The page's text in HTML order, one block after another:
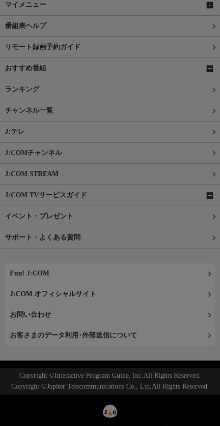
マイメニュー
番組表ヘルプ
リモート録画予約ガイド
おすすめ番組
ランキング
チャンネル一覧
J:テレ
J:COMチャンネル
J:COM STREAM
J:COM TVサービスガイド
イベント・プレゼント
サポート・よくある質問
Fun! J:COM
J:COM オフィシャルサイト
お問い合わせ
お客さまのデータ利用･外部送信について
Copyright ©Interactive Program Guide, Inc.All Rights Reserved.
Copyright ©Jupiter Telecommunications Co., Ltd.All Rights Reserved.